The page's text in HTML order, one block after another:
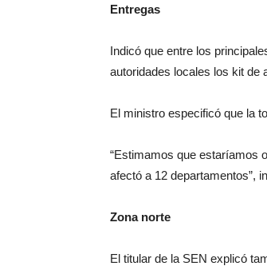
Entregas
Indicó que entre los
autoridades locales los kit de
El ministro especificó que la
“Estimamos que estaríamos
afectó a 12 departamentos”,
Zona norte
El titular de la SEN explicó